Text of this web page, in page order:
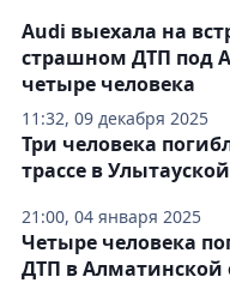
11:32, 09 декабря 2025
Audi выехала на
страшном ДТП под
четыре человека
21:00, 04 января 2025
Три человека
трассе в
Четыре человека
ДТП в Алматинской